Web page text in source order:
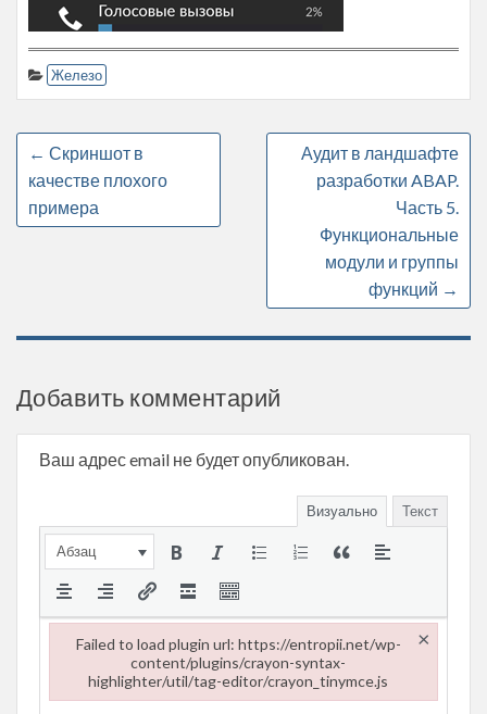
Железо
← Скриншот в
качестве плохого
примера
Аудит в ландшафте
разработки ABAP.
Часть 5.
Функциональные
модули и группы
функций →
Добавить комментарий
Ваш адрес email не будет опубликован.
Визуально Текст
Абзац
Failed to load plugin url: https://entropii.net/wp-
content/plugins/crayon-syntax-
highlighter/util/tag-editor/crayon_tinymce.js
×
Failed to load plugin url: https://entropii.net/wp-content/